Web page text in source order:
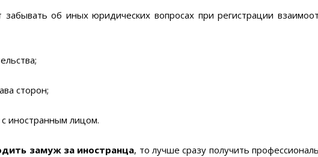
об иных юридических вопросах при регистрации
сторон;
лицом.
замуж за иностранца, то лучше сразу получить